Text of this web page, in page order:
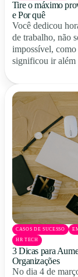
Tire o máximo
e Por quê
Você dedicou
de trabalho, não
impossível,
significou ir além
CASOS DE SUCESSO
HR TECH
3 Dicas para
Organizações
No dia 4 de